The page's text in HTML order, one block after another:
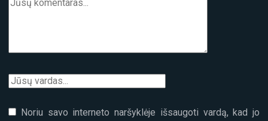
Noriu savo interneto naršyklėje išsaugoti vardą, kad jo